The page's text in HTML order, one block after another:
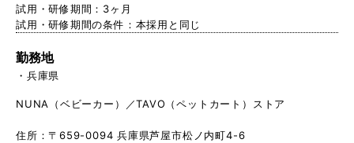
試用・研修期間：3ヶ月
試用・研修期間の条件：本採用と同じ
勤務地
兵庫県
NUNA（ベビーカー）／TAVO（ペットカート）ストア
住所：〒659-0094 兵庫県芦屋市松ノ内町4-6